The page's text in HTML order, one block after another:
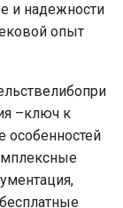
и надежности
опыт
–ключ к
особенностей